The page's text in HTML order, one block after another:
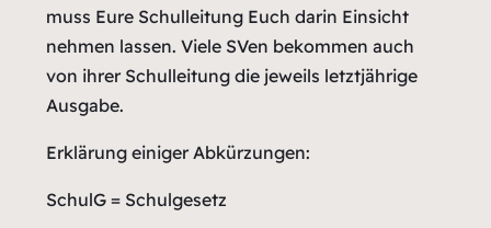
muss Eure Schulleitung Euch darin Einsicht
nehmen lassen. Viele SVen bekommen auch
von ihrer Schulleitung die jeweils letztjährige
Ausgabe.
Erklärung einiger Abkürzungen:
SchulG = Schulgesetz